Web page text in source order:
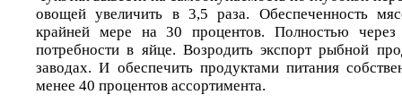
овощей увеличить в 3,5 раза. Обеспеченность
крайней мере на 30 процентов. Полностью
потребности в яйце. Возродить экспорт рыбной
заводах. И обеспечить продуктами питания
менее 40 процентов ассортимента.